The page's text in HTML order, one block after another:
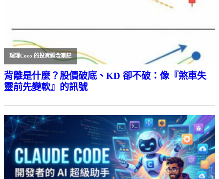
理理Coco 的投資觀念筆記
背離是什麼？股價破底、KD 卻不破：像『煞車失
靈前先變軟』的訊號